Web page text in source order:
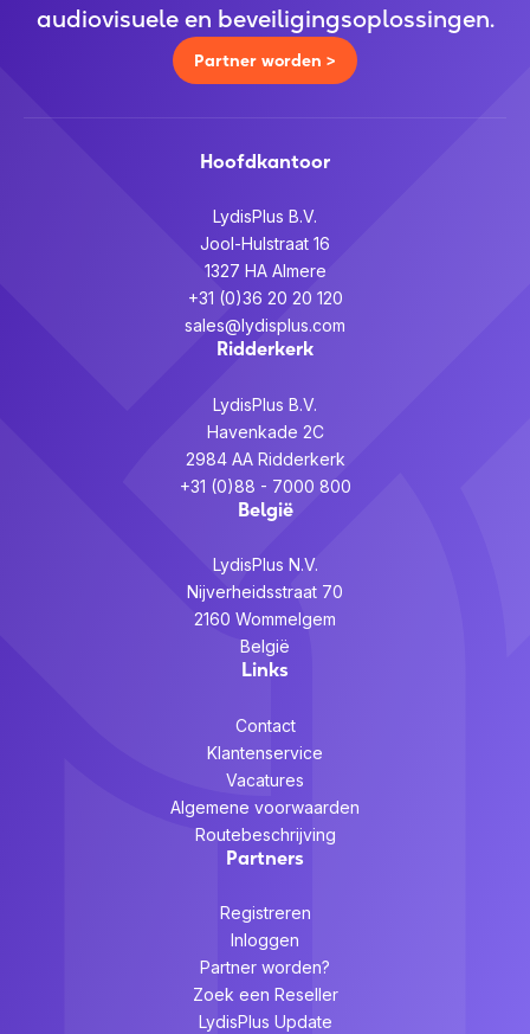
audiovisuele en beveiligingsoplossingen.
Partner worden >
Hoofdkantoor
LydisPlus B.V.
Jool-Hulstraat 16
1327 HA Almere
+31 (0)36 20 20 120
sales@lydisplus.com
Ridderkerk
LydisPlus B.V.
Havenkade 2C
2984 AA Ridderkerk
+31 (0)88 - 7000 800
België
LydisPlus N.V.
Nijverheidsstraat 70
2160 Wommelgem
België
Links
Contact
Klantenservice
Vacatures
Algemene voorwaarden
Routebeschrijving
Partners
Registreren
Inloggen
Partner worden?
Zoek een Reseller
LydisPlus Update